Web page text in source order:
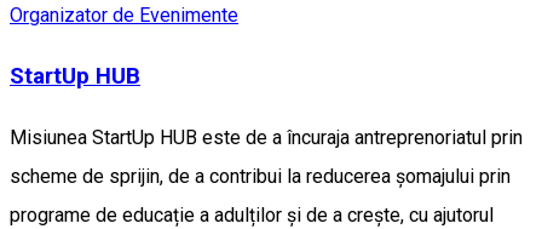
Organizator de Evenimente
StartUp HUB
Misiunea StartUp HUB este de a încuraja antreprenoriatul prin
scheme de sprijin, de a contribui la reducerea șomajului prin
programe de educație a adulților și de a crește, cu ajutorul